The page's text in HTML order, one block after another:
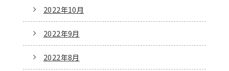
2022年10月
2022年9月
2022年8月